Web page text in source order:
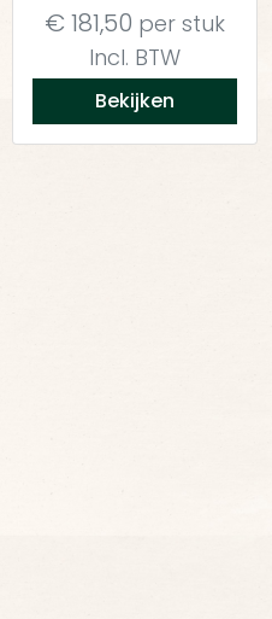
€ 181,50 per stuk
Incl. BTW
Bekijken